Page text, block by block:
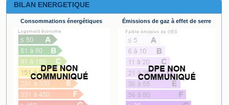
BILAN ENERGETIQUE
Consommations énergétiques Émissions de gaz à effet de serre